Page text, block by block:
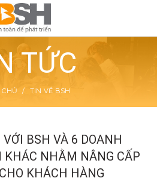
TỨC
CHỦ TIN VỀ BSH
BSH VÀ 6 DOANH
KHÁC NHẰM NÂNG CẤP
KHÁCH HÀNG